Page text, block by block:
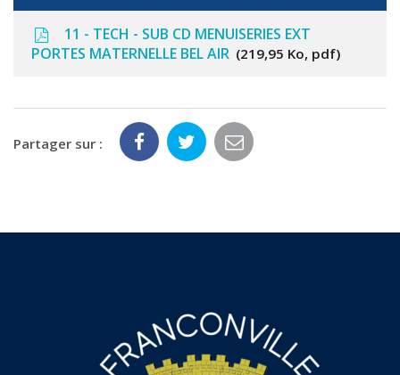
11 - TECH - SUB CD MENUISERIES EXT
PORTES MATERNELLE BEL AIR
219,95 Ko, pdf
Partager sur :